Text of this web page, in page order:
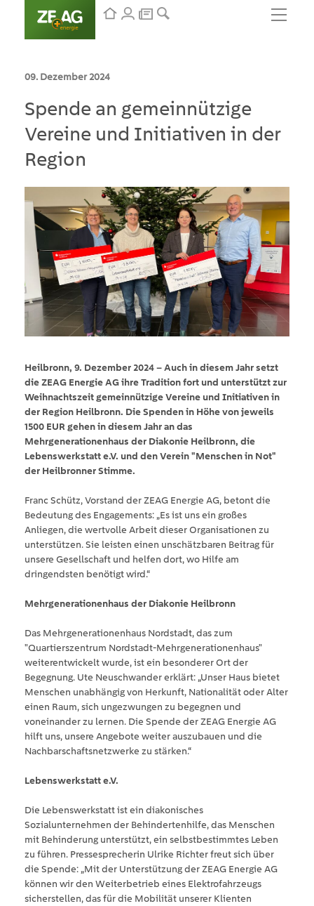
09. Dezember 2024
Spende an gemeinnützige
Vereine und Initiativen in der
Region
Heilbronn, 9. Dezember 2024 – Auch in diesem Jahr setzt
die ZEAG Energie AG ihre Tradition fort und unterstützt zur
Weihnachtszeit gemeinnützige Vereine und Initiativen in
der Region Heilbronn. Die Spenden in Höhe von jeweils
1500 EUR gehen in diesem Jahr an das
Mehrgenerationenhaus der Diakonie Heilbronn, die
Lebenswerkstatt e.V. und den Verein "Menschen in Not"
der Heilbronner Stimme.
Franc Schütz, Vorstand der ZEAG Energie AG, betont die
Bedeutung des Engagements: „Es ist uns ein großes
Anliegen, die wertvolle Arbeit dieser Organisationen zu
unterstützen. Sie leisten einen unschätzbaren Beitrag für
unsere Gesellschaft und helfen dort, wo Hilfe am
dringendsten benötigt wird.“
Mehrgenerationenhaus der Diakonie Heilbronn
Das Mehrgenerationenhaus Nordstadt, das zum
"Quartierszentrum Nordstadt-Mehrgenerationenhaus"
weiterentwickelt wurde, ist ein besonderer Ort der
Begegnung. Ute Neuschwander erklärt: „Unser Haus bietet
Menschen unabhängig von Herkunft, Nationalität oder Alter
einen Raum, sich ungezwungen zu begegnen und
voneinander zu lernen. Die Spende der ZEAG Energie AG
hilft uns, unsere Angebote weiter auszubauen und die
Nachbarschaftsnetzwerke zu stärken.“
Lebenswerkstatt e.V.
Die Lebenswerkstatt ist ein diakonisches
Sozialunternehmen der Behindertenhilfe, das Menschen
mit Behinderung unterstützt, ein selbstbestimmtes Leben
zu führen. Pressesprecherin Ulrike Richter freut sich über
die Spende: „Mit der Unterstützung der ZEAG Energie AG
können wir den Weiterbetrieb eines Elektrofahrzeugs
sicherstellen, das für die Mobilität unserer Klienten